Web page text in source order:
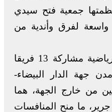
نظمتها جمعية فتح سيدي
واسعة لفرق وأندية من
وعرفت هذه التظاهرة الرياضية مشاركة 13 فريقا
جهة الدار البيضاء-
من خارج الجهة، هما
ما منح المنافسات